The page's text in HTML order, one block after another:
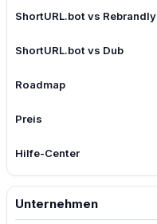
ShortURL.bot vs Rebrandly
ShortURL.bot vs Dub
Roadmap
Preis
Hilfe-Center
Unternehmen